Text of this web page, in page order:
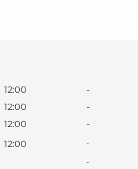
12:00
-
12:00
-
12:00
-
12:00 -
-